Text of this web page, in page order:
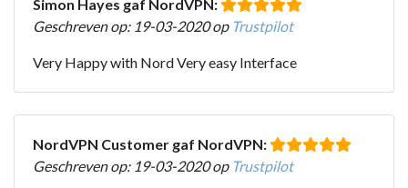
Simon Hayes gaf NordVPN:
Geschreven op: 19-03-2020 op Trustpilot
Very Happy with Nord Very easy Interface
NordVPN Customer gaf NordVPN:
Geschreven op: 19-03-2020 op Trustpilot